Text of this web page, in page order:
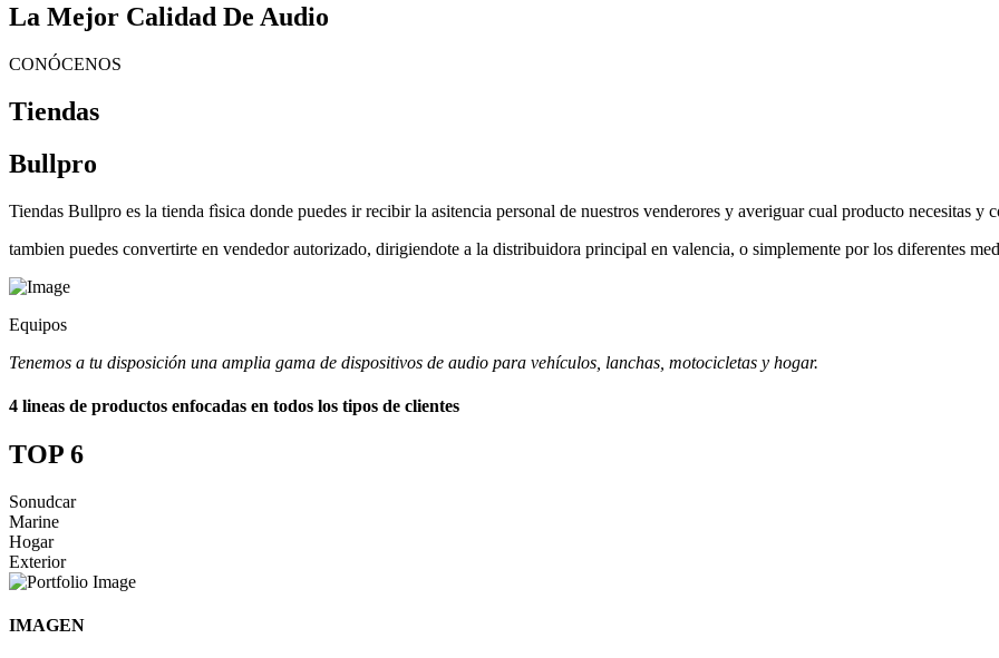
La Mejor Calidad De Audio
CONÓCENOS
Tiendas
Bullpro
Tiendas Bullpro es la tienda fìsica donde puedes ir recibir la asitencia personal de nuestros venderores y averiguar cual producto necesitas y
tambien puedes convertirte en vendedor autorizado, dirigiendote a la distribuidora principal en valencia, o simplemente por los diferentes
Equipos
Tenemos a tu disposición una amplia gama de dispositivos de audio para vehículos, lanchas, motocicletas y hogar.
4 lineas de productos enfocadas en todos los tipos de clientes
TOP 6
Sonudcar
Marine
Hogar
Exterior
IMAGEN